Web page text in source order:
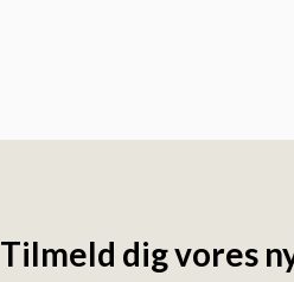
Tilmeld dig vores